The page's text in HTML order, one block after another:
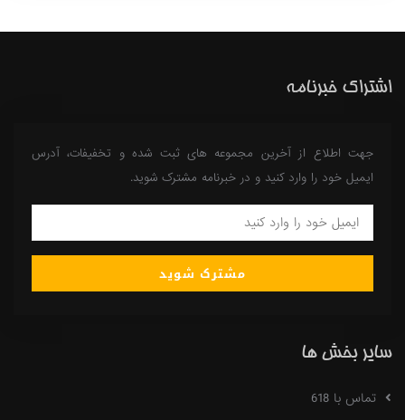
اشتراک خبرنامه
جهت اطلاع از آخرین مجموعه های ثبت شده و تخفیفات، آدرس
ایمیل خود را وارد کنید و در خبرنامه مشترک شوید.
مشترک شوید
سایر بخش ها
تماس با 618